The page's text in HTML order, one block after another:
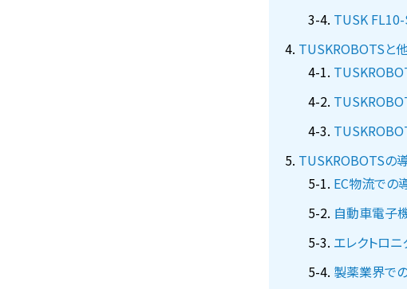
TUSK FL10-
TUSKROBOTSと
TUSKROBOTSの
EC物流での
自動車電子
エレクトロ
製薬業界で